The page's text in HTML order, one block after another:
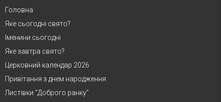
Головна
Яке сьогодні свято?
Іменини сьогодні
Яке завтра свято?
Церковний календар 2026
Привітання з днем народження
Листівки “Доброго ранку”